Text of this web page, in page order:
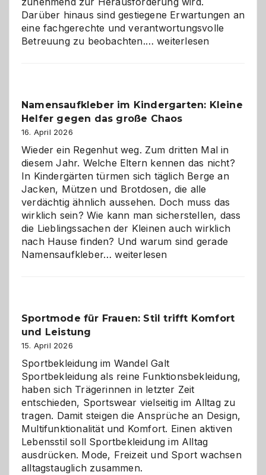
Darüber hinaus sind gestiegene Erwartungen an
eine fachgerechte und verantwortungsvolle
Betreuung zu beobachten.…Betreuung
ist
eine
die
richtige
Wahl?
weiterlesen
Namensaufkleber im Kindergarten: Kleine
Helfer gegen das große Chaos
16. April 2026
Wieder ein Regenhut weg. Zum dritten Mal in
diesem Jahr. Welche Eltern kennen das nicht?
In Kindergärten türmen sich täglich Berge an
Jacken, Mützen und Brotdosen, die alle
verdächtig ähnlich aussehen. Doch muss das
wirklich sein? Wie kann man sicherstellen, dass
die Lieblingssachen der Kleinen auch wirklich
nach Hause finden? Und warum sind gerade
Namensaufkleber…Namensaufkleber
gegen
Chaos
weiterlesen
Sportmode für Frauen: Stil trifft Komfort
und Leistung
15. April 2026
Sportbekleidung im Wandel Galt
Sportbekleidung als reine Funktionsbekleidung,
haben sich Trägerinnen in letzter Zeit
entschieden, Sportswear vielseitig im Alltag zu
tragen. Damit steigen die Ansprüche an Design,
Multifunktionalität und Komfort. Einen aktiven
Lebensstil soll Sportbekleidung im Alltag
ausdrücken. Mode, Freizeit und Sport wachsen
alltagstauglich zusammen.